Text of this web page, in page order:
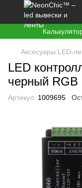
Аксесуары LED-
LED
черный RGB
Артикул: 1009695